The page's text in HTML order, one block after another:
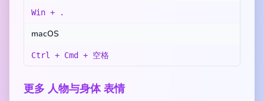
Win + .
macOS
Ctrl + Cmd + 空格
更多 人物与身体 表情